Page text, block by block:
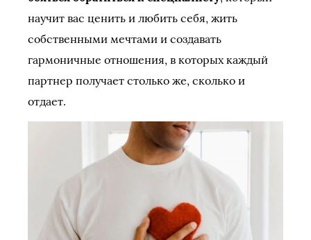
научит вас ценить и любить себя, жить
собственными мечтами и создавать
гармоничные отношения, в которых каждый
партнер получает столько же, сколько и
отдает.